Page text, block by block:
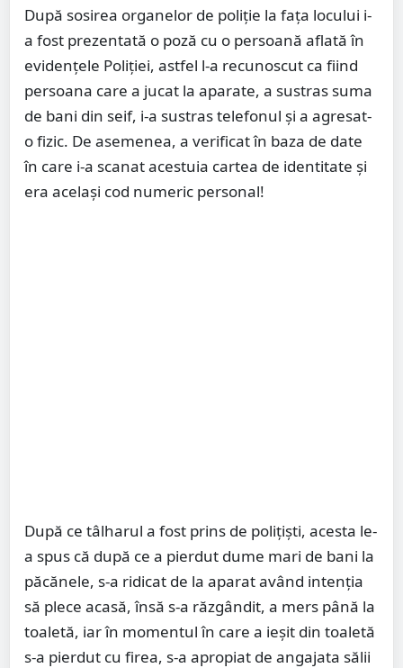
După sosirea organelor de poliție la fața locului i-
a fost prezentată o poză cu o persoană aflată în
evidențele Poliției, astfel l-a recunoscut ca fiind
persoana care a jucat la aparate, a sustras suma
de bani din seif, i-a sustras telefonul și a agresat-
o fizic. De asemenea, a verificat în baza de date
în care i-a scanat acestuia cartea de identitate și
era același cod numeric personal!
După ce tâlharul a fost prins de polițiști, acesta le-
a spus că după ce a pierdut dume mari de bani la
păcănele, s-a ridicat de la aparat având intenția
să plece acasă, însă s-a răzgândit, a mers până la
toaletă, iar în momentul în care a ieșit din toaletă
s-a pierdut cu firea, s-a apropiat de angajata sălii